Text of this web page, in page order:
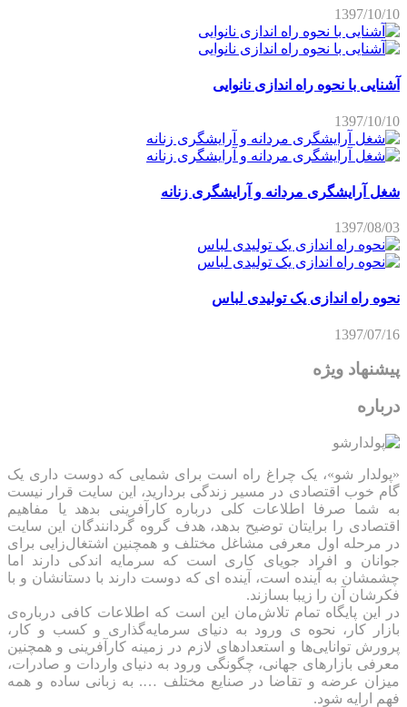
1397/10/10
آشنایی با نحوه راه اندازی نانوایی
1397/10/10
شغل آرایشگری مردانه و آرایشگری زنانه
1397/08/03
نحوه راه اندازی یک تولیدی لباس
1397/07/16
پیشنهاد ویژه
درباره
«پولدار شو»، یک چراغ راه است برای شمایی که دوست داری یک
گام خوب اقتصادی در مسیر زندگی بردارید، این سایت قرار نیست
به شما صرفا اطلاعات کلی درباره کارآفرینی بدهد یا مفاهیم
اقتصادی را برایتان توضیح بدهد، هدف گروه گردانندگان این سایت
در مرحله اول معرفی مشاغل مختلف و همچنین اشتغال‌زایی برای
جوانان و افراد جویای کاری است که سرمایه اندکی دارند اما
چشمشان به آینده است، آینده ای که دوست دارند با دستانشان و با
فکرشان آن را زیبا بسازند.
در این پایگاه تمام تلاش‌مان این است که ‌اطلاعات کافی درباره‌ی
بازار کار، نحوه ی ورود به دنیای سرمایه‌گذاری و کسب و کار،
پرورش توانایی‌ها و استعدادهای لازم در زمینه کارآفرینی و همچنین
معرفی بازارهای جهانی، چگونگی ورود به دنیای واردات و صادرات،
میزان عرضه و تقاضا در صنایع مختلف …. به زبانی ساده و همه
فهم ارایه شود.